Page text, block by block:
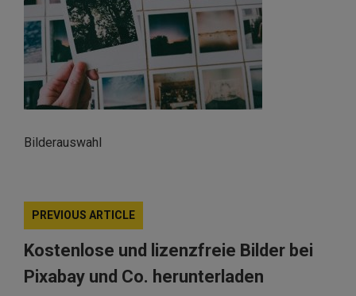
Bilderauswahl
PREVIOUS ARTICLE
Kostenlose und lizenzfreie Bilder bei
Pixabay und Co. herunterladen